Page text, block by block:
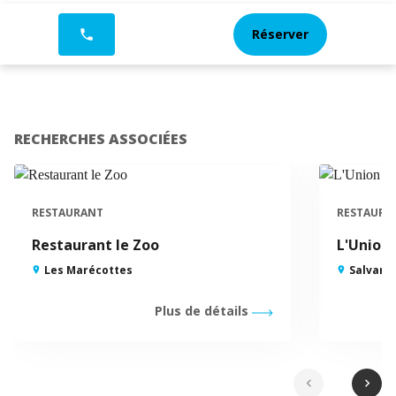
Réserver
phone
RECHERCHES ASSOCIÉES
RESTAURANT
Restaurant le Zoo
Les Marécottes
Plus de détails
L'Union
Salvan
chevron_left chevron_right